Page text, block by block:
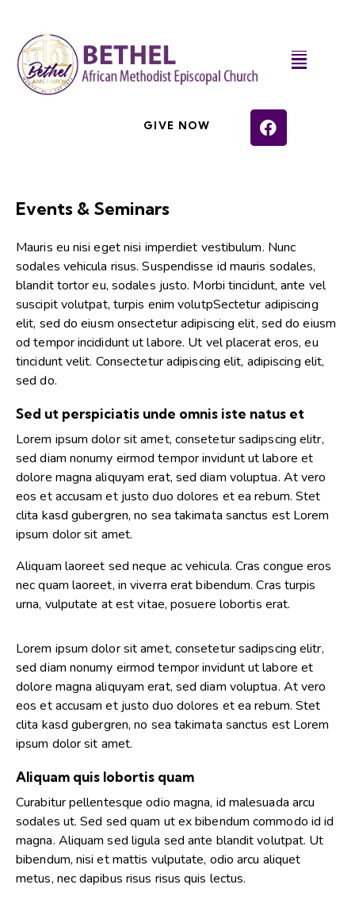
GIVE NOW
Events & Seminars
Mauris eu nisi eget nisi imperdiet vestibulum. Nunc
sodales vehicula risus. Suspendisse id mauris sodales,
blandit tortor eu, sodales justo. Morbi tincidunt, ante vel
suscipit volutpat, turpis enim volutpSectetur adipiscing
elit, sed do eiusm onsectetur adipiscing elit, sed do eiusm
od tempor incididunt ut labore. Ut vel placerat eros, eu
tincidunt velit. Consectetur adipiscing elit, adipiscing elit,
sed do.
Sed ut perspiciatis unde omnis iste natus et
Lorem ipsum dolor sit amet, consetetur sadipscing elitr,
sed diam nonumy eirmod tempor invidunt ut labore et
dolore magna aliquyam erat, sed diam voluptua. At vero
eos et accusam et justo duo dolores et ea rebum. Stet
clita kasd gubergren, no sea takimata sanctus est Lorem
ipsum dolor sit amet.
Aliquam laoreet sed neque ac vehicula. Cras congue eros
nec quam laoreet, in viverra erat bibendum. Cras turpis
urna, vulputate at est vitae, posuere lobortis erat.
Lorem ipsum dolor sit amet, consetetur sadipscing elitr,
sed diam nonumy eirmod tempor invidunt ut labore et
dolore magna aliquyam erat, sed diam voluptua. At vero
eos et accusam et justo duo dolores et ea rebum. Stet
clita kasd gubergren, no sea takimata sanctus est Lorem
ipsum dolor sit amet.
Aliquam quis lobortis quam
Curabitur pellentesque odio magna, id malesuada arcu
sodales ut. Sed sed quam ut ex bibendum commodo id id
magna. Aliquam sed ligula sed ante blandit volutpat. Ut
bibendum, nisi et mattis vulputate, odio arcu aliquet
metus, nec dapibus risus risus quis lectus.